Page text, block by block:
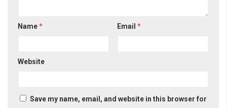
Name* Email*
Website
Save my name, email, and website in this browser for